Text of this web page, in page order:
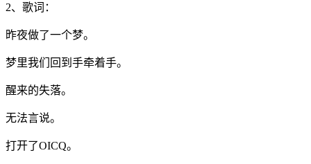
2、歌词：
昨夜做了一个梦。
梦里我们回到手牵着手。
醒来的失落。
无法言说。
打开了OICQ。